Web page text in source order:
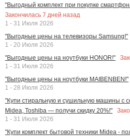
"Выгодный комплект при покупке
Закончилась 7 дней назад
1 - 31 Июля 2026
"Выгодные цены на телевизоры Samsung!"
1 - 20 Июля 2026
"Выгодные цены на ноутбуки HONOR!"
1 - 31 Июля 2026
"Выгодные цены на ноутбуки MAIBENBEN!"
1 - 28 Июля 2026
"Купи стиральную и сушильную машины с
Midea, Toshiba — получи скидку 20%!"
1 - 31 Июля 2026
"Купи комплект бытовой техники Midea -